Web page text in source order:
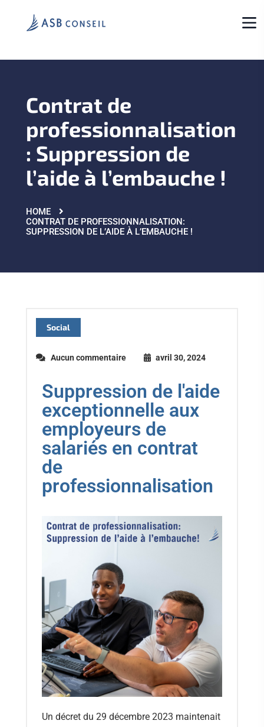
Contrat de
professionnalisation
: Suppression de
l’aide à l’embauche !
HOME
CONTRAT DE PROFESSIONNALISATION:
SUPPRESSION DE L’AIDE À L’EMBAUCHE !
Social
Aucun commentaire avril 30, 2024
Suppression de l'aide
exceptionnelle aux
employeurs de
salariés en contrat
de
professionnalisation
Un décret du 29 décembre 2023 maintenait